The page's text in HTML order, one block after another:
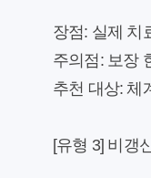
장점: 실제 치
주의점:보장
추천 대상: 체
[유형 3] 비갱